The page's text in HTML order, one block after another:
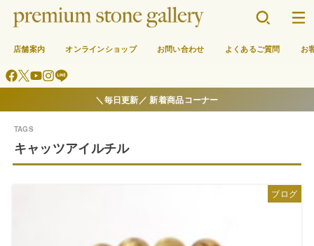
店舗案内 オンラインショップ お問い合わせ よくあるご質問 お
＼毎日更新／ 新着商品コーナー
キャッツアイルチル
ブログ